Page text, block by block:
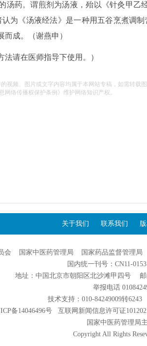
汤药。谓煎剂为汤液，殆以《针灸甲乙
为《汤液经法》是一种用五谷烹煮调
成。（谢燕申）
法请在医师指导下使用。）
视频、图片或文字内容均属于本网站专稿，如需转载
络传播权保护条例》维护网络知识产权。
关于我们 联系我们
会 国家中医药管理局 国家药品监督管理局
国内统一刊号：CN11-
地址：中国北京市朝阳区北沙滩甲四号
举报电话
技术支持：010-84249009转
备14046496号
互联网新闻信息许可证
国家中医药管理局
Copyright All Rights